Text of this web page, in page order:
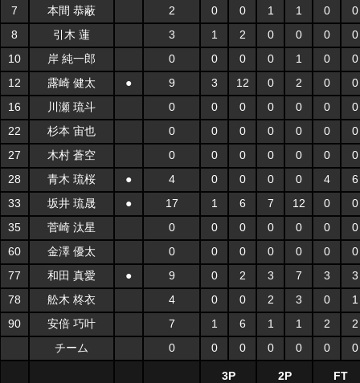
7
本間 恭蔽 2 0 0 1 1 0
0
8
引木 蓮 3 1 2 0 0 0
0
10
岸 純一郎 0 0 0 0 1 0
0
12
露崎 健太 ● 9 3 12 0 2 0
0
16
川瀬 琉斗 0 0 0 0 0 0
0
22
杉本 宙也 0 0 0 0 0 0
0
27
木村 蒼空 0 0 0 0 0 0
0
28
青木 琉桜 ● 4 0 0 0 0 4
6
33
坂井 琉晟 ● 17 1 6 7 12 0
0
35
菅崎 汰星 0 0 0 0 0 0
0
60
金澤 優太 0 0 0 0 0 0
0
77
和田 真愛 ● 9 0 2 3 7 3
3
78
舩木 柊衣 4 0 0 2 3 0
1
90
安倍 巧叶 7 1 6 1 1 2
2
チーム
0 0 0 0 0 0 0
3P 2P FT